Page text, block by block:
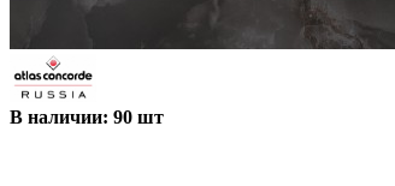
В наличии: 90 шт